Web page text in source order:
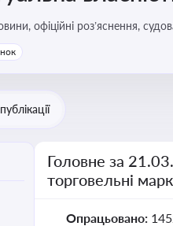
офіційні роз’яснення,
боротьби з порушеннями
Головне за
торговельні
Опрацьовано: